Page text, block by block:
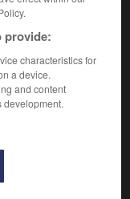
de son
qu'il souhaite
(1953), sa dernière
forme même du
en dédie un à
un à la trompette
alémaniques,
René Morax,
provide:
characteristics for
a device.
and content
development.